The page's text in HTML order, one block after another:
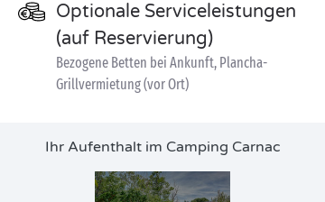
Optionale Serviceleistungen
(auf Reservierung)
Bezogene Betten bei Ankunft, Plancha-
Grillvermietung (vor Ort)
Ihr Aufenthalt im Camping Carnac